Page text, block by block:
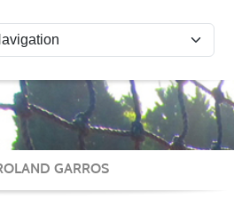
GARROS